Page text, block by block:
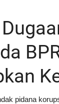
pidana